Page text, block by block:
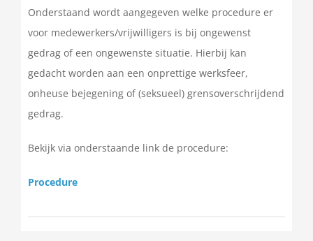
Onderstaand wordt aangegeven welke procedure er
voor medewerkers/vrijwilligers is bij ongewenst
gedrag of een ongewenste situatie. Hierbij kan
gedacht worden aan een onprettige werksfeer,
onheuse bejegening of (seksueel) grensoverschrijdend
gedrag.
Bekijk via onderstaande link de procedure:
Procedure